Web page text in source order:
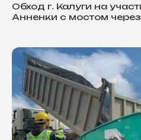
Обход г. Калуги на
Анненки с мостом